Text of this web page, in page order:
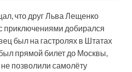
что друг Льва Лещенко
приключениями добирался
был на гастролях в Штатах
прямой билет до Москвы,
позволили самолёту